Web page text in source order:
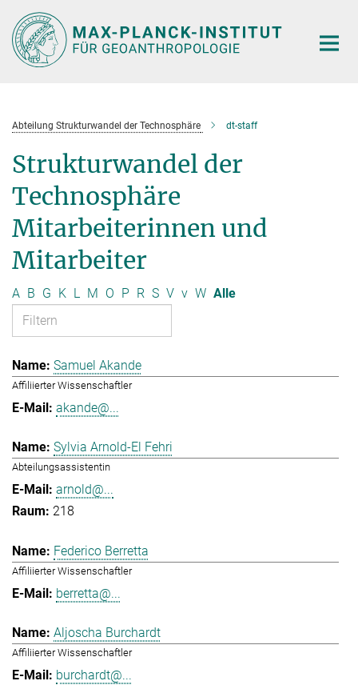
Hauptinhalt
Abteilung Strukturwandel der Technosphäre dt-staff
Strukturwandel der
Technosphäre
Mitarbeiterinnen und
Mitarbeiter
A B G K L M O P R S V v W Alle
Samuel Akande
Affiliierter Wissenschaftler
akande@...
Sylvia Arnold-El Fehri
Abteilungsassistentin
arnold@...
218
Federico Berretta
Affiliierter Wissenschaftler
berretta@...
Aljoscha Burchardt
Affiliierter Wissenschaftler
burchardt@...